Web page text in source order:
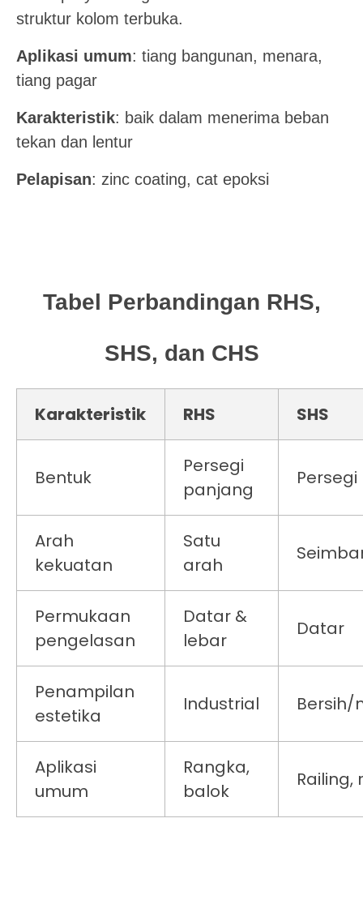
struktur kolom terbuka.
Aplikasi umum: tiang bangunan, menara,
tiang pagar
Karakteristik: baik dalam menerima beban
tekan dan lentur
Pelapisan: zinc coating, cat epoksi
Tabel Perbandingan RHS,
SHS, dan CHS
Karakteristik RHS SHS
Bentuk
Persegi
panjang
Persegi
Arah
kekuatan
Satu
arah
Permukaan
pengelasan
Datar &
lebar
Datar
Penampilan
estetika
Industrial Bersih/
Aplikasi
umum
Rangka,
balok